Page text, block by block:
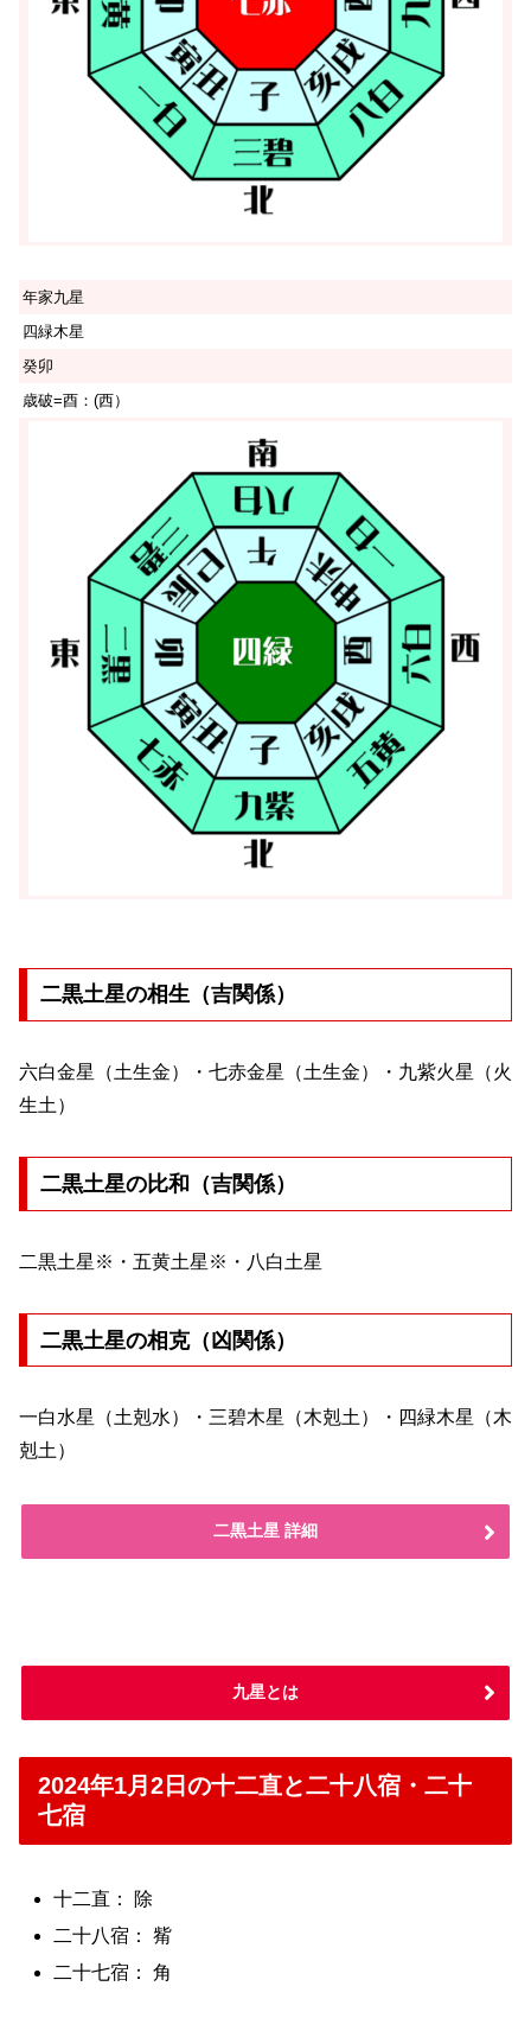
年家九星
四緑木星
癸卯
歳破=酉：(西）
二黒土星の相生（吉関係）
六白金星（土生金）・七赤金星（土生金）・九紫火星（火
生土）
二黒土星の比和（吉関係）
二黒土星※・五黄土星※・八白土星
二黒土星の相克（凶関係）
一白水星（土剋水）・三碧木星（木剋土）・四緑木星（木
剋土）
二黒土星 詳細
九星とは
2024年1月2日の十二直と二十八宿・二十
七宿
十二直： 除
二十八宿： 觜
二十七宿： 角